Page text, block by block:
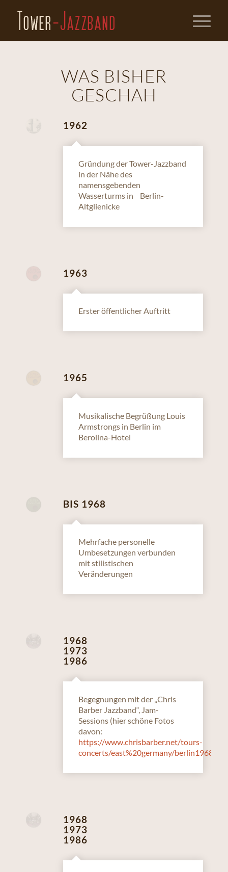
WAS BISHER
GESCHAH
1962
Gründung der Tower-Jazzband
in der Nähe des
namensgebenden
Wasserturms in Berlin-
Altglienicke
1963
Erster öffentlicher Auftritt
1965
Musikalische Begrüßung Louis
Armstrongs in Berlin im
Berolina-Hotel
BIS 1968
Mehrfache personelle
Umbesetzungen verbunden
mit stilistischen
Veränderungen
1968
1973
1986
Begegnungen mit der „Chris
Barber Jazzband“, Jam-
Sessions (hier schöne Fotos
davon:
https://www.chrisbarber.net/tours-
concerts/east%20germany/berlin1968/
1968
1973
1986